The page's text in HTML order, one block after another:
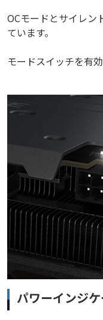
OCモードとサイレン
ています。
モードスイッチを有
パワーインジ